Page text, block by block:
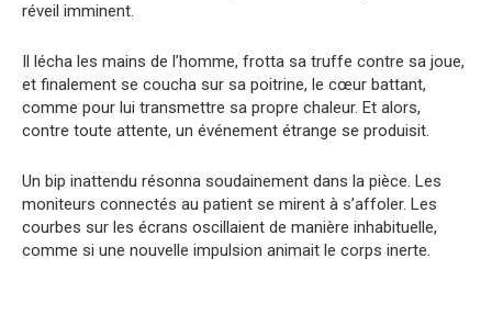
réveil imminent.
Il lécha les mains de l’homme, frotta sa truffe contre sa joue,
et finalement se coucha sur sa poitrine, le cœur battant,
comme pour lui transmettre sa propre chaleur. Et alors,
contre toute attente, un événement étrange se produisit.
Un bip inattendu résonna soudainement dans la pièce. Les
moniteurs connectés au patient se mirent à s’affoler. Les
courbes sur les écrans oscillaient de manière inhabituelle,
comme si une nouvelle impulsion animait le corps inerte.